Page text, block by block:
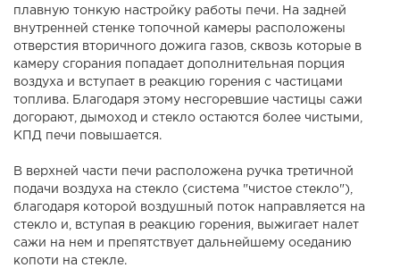
плавную тонкую настройку работы печи. На задней
внутренней стенке топочной камеры расположены
отверстия вторичного дожига газов, сквозь которые в
камеру сгорания попадает дополнительная порция
воздуха и вступает в реакцию горения с частицами
топлива. Благодаря этому несгоревшие частицы сажи
догорают, дымоход и стекло остаются более чистыми,
КПД печи повышается.
В верхней части печи расположена ручка третичной
подачи воздуха на стекло (система "чистое стекло"),
благодаря которой воздушный поток направляется на
стекло и, вступая в реакцию горения, выжигает налет
сажи на нем и препятствует дальнейшему оседанию
копоти на стекле.